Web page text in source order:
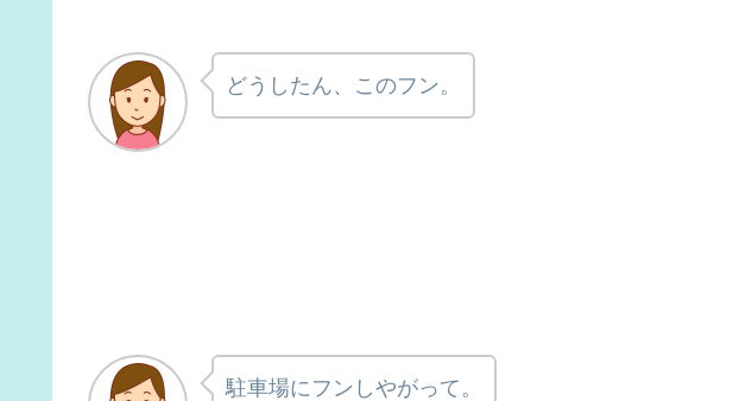
どうしたん、このフン。
駐車場にフンしやがって。